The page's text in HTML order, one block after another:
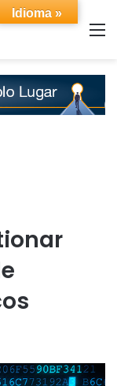
Idioma »